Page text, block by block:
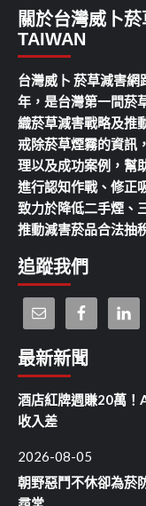
關於台灣威卜
TAIWAN
台灣威卜 菸草減害
年，是台灣第一間菸
織菸草減害戰略及推
戒除菸草煙霧的資訊
理以及成功案例，幫
進行認知作戰、修正
致力於降低二手煙、
推動減害菸品合法抽
追蹤我們
最新新聞
酒店紅牌週賺20萬！
收入差
2026-08-05
朝野惡鬥不休卻為菸